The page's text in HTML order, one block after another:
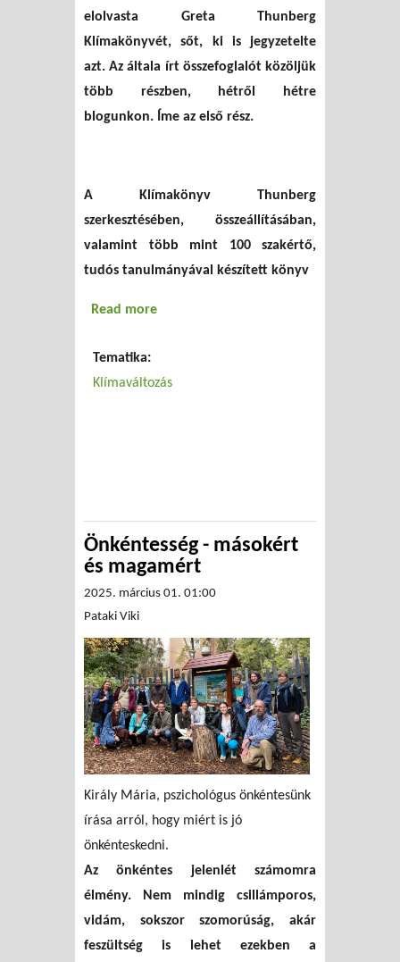
elolvasta Greta Thunberg
Klímakönyvét, sőt, ki is jegyzetelte
azt. Az általa írt összefoglalót közöljük
több részben, hétről hétre
blogunkon. Íme az első rész.
A Klímakönyv Thunberg
szerkesztésében, összeállításában,
valamint több mint 100 szakértő,
tudós tanulmányával készített könyv
Read more
Tematika:
Klímaváltozás
Önkéntesség - másokért
és magamért
2025. március 01. 01:00
Pataki Viki
Király Mária, pszichológus önkéntesünk
írása arról, hogy miért is jó
önkénteskedni.
Az önkéntes jelenlét számomra
élmény. Nem mindig csillámporos,
vidám, sokszor szomorúság, akár
feszültség is lehet ezekben a